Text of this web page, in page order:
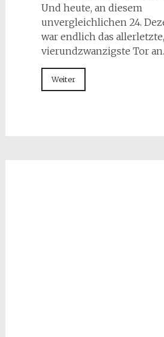
Und heute, an diesem
unvergleichlichen 24.
war endlich das
vierundzwanzigste Tor
Weiter